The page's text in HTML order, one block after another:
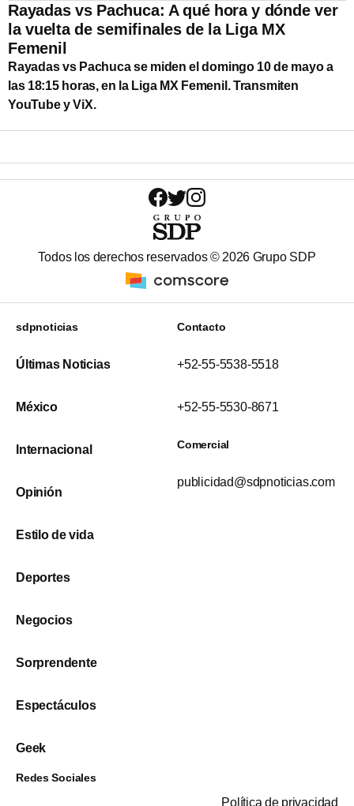
Rayadas vs Pachuca: A qué hora y dónde ver
la vuelta de semifinales de la Liga MX
Femenil
Rayadas vs Pachuca se miden el domingo 10 de mayo a
las 18:15 horas, en la Liga MX Femenil. Transmiten
YouTube y ViX.
Todos los derechos reservados ©2026 Grupo SDP
sdpnoticias
Últimas Noticias
México
Internacional
Opinión
Estilo de vida
Deportes
Negocios
Sorprendente
Espectáculos
Geek
Contacto
+52-55-5538-5518
+52-55-5530-8671
Comercial
publicidad@sdpnoticias.com
Redes Sociales
Política de privacidad